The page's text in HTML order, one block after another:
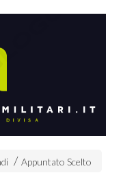
Appuntato Scelto